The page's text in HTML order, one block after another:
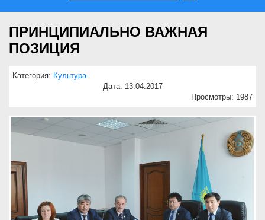
ПРИНЦИПИАЛЬНО ВАЖНАЯ
ПОЗИЦИЯ
Категория: Культура
Дата: 13.04.2017
Просмотры: 1987